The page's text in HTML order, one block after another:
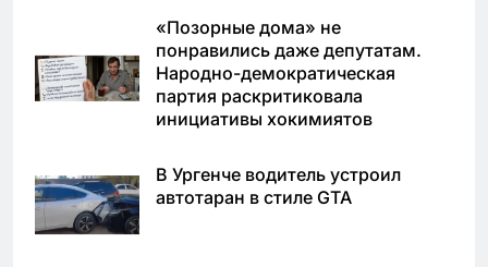
«Позорные дома» не
понравились даже депутатам.
Народно-демократическая
партия раскритиковала
инициативы хокимиятов
В Ургенче водитель устроил
автотаран в стиле GTA